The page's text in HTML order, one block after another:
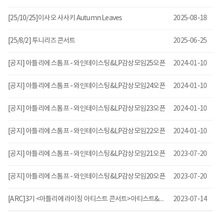
[25/10/25]이사오 사사키 Autumn Leaves 2025-08-18
[25/8/2] 투니리즈 콘서트 2025-06-25
[공지] 아틀리에 스톰프 - 와인테이스팅&LP감상모임25오픈 2024-01-10
[공지] 아틀리에 스톰프 - 와인테이스팅&LP감상모임24오픈 2024-01-10
[공지] 아틀리에 스톰프 - 와인테이스팅&LP감상모임23오픈 2024-01-10
[공지] 아틀리에 스톰프 - 와인테이스팅&LP감상모임22오픈 2024-01-10
[공지] 아틀리에 스톰프 - 와인테이스팅&LP감상모임21오픈 2023-07-20
[공지] 아틀리에 스톰프 - 와인테이스팅&LP감상모임20오픈 2023-07-20
[ARC]3기 <아틀리에 라이징 아티스트 콘서트>아티스트&공연 일정 공개! 2023-07-14